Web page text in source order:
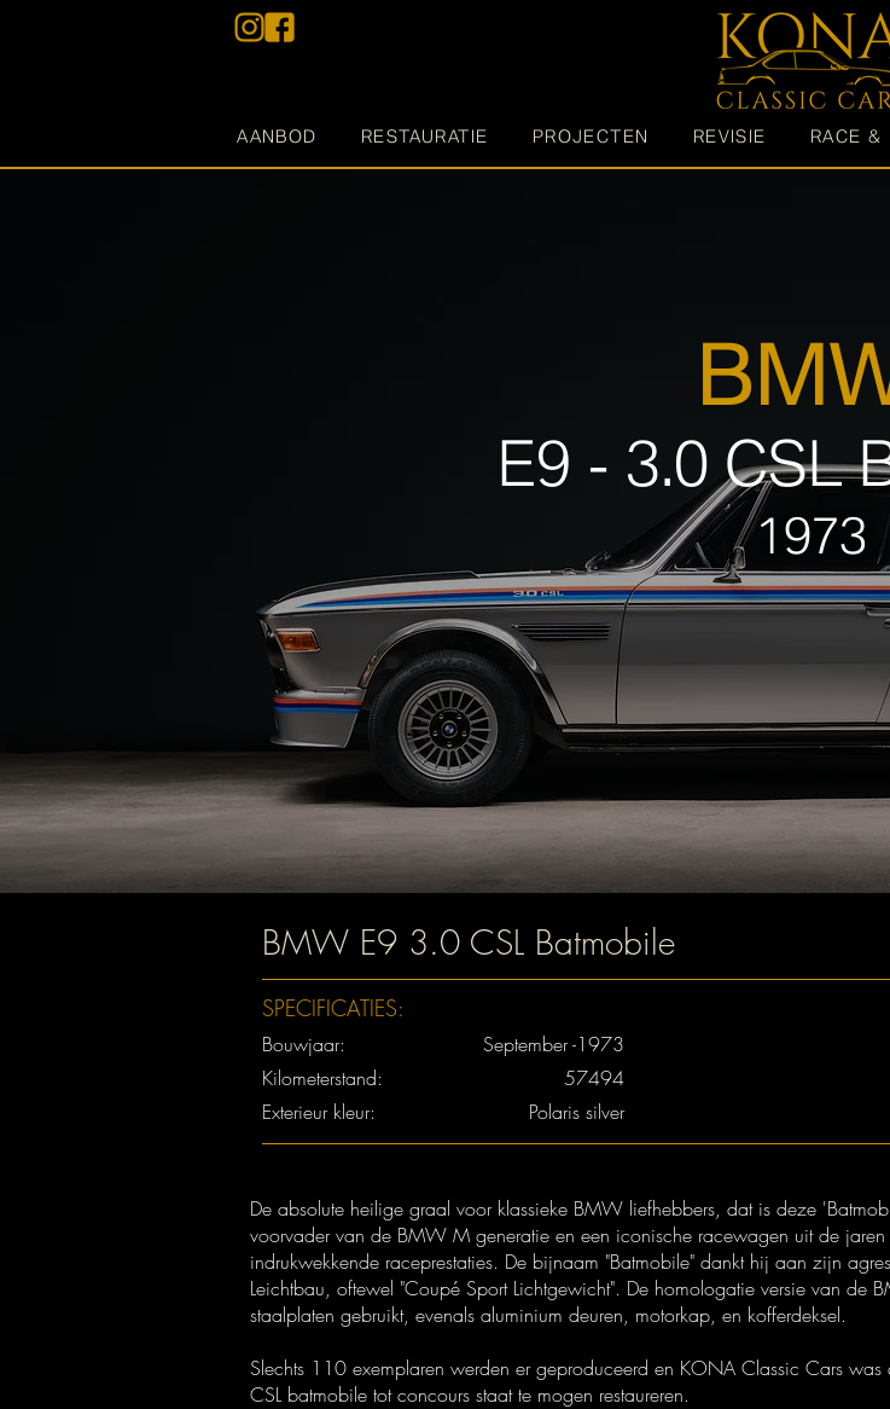
AANBOD RESTAURATIE PROJECTEN REVISIE RACE &
E9 - 3.0 CSL
1973
BMW E9 3.0 CSL Batmobile
SPECIFICATIES:
Bouwjaar:
Kilometerstand:
Exterieur kleur:
September -1973
57494
Polaris silver
De absolute heilige graal voor klassieke BMW liefhebbers, dat is deze
voorvader van de BMW M generatie en een iconische racewagen uit de
indrukwekkende raceprestaties. De bijnaam "Batmobile" dankt hij aan zijn
Leichtbau, oftewel "Coupé Sport Lichtgewicht". De homologatie versie van
staalplaten gebruikt, evenals aluminium deuren, motorkap, en kofferdeksel.
Slechts 110 exemplaren werden er geproduceerd en KONA Classic Cars
CSL batmobile tot concours staat te mogen restaureren.